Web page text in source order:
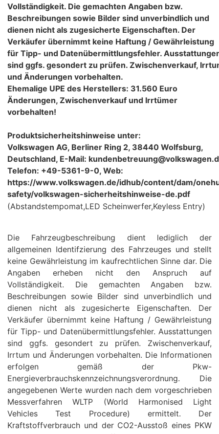
Vollständigkeit. Die gemachten Angaben bzw.
Beschreibungen sowie Bilder sind unverbindlich und
dienen nicht als zugesicherte Eigenschaften. Der
Verkäufer übernimmt keine Haftung / Gewährleistung
für Tipp- und Datenübermittlungsfehler.
sind ggfs. gesondert zu prüfen. Zwischenverkauf,
und Änderungen vorbehalten.
Ehemalige UPE des Herstellers: 31.560 Euro
Änderungen, Zwischenverkauf und Irrtümer
vorbehalten!
Produktsicherheitshinweise unter:
Volkswagen AG, Berliner Ring 2, 38440 Wolfsburg,
Deutschland, E-Mail:
Telefon: +49-5361-9-0, Web:
https://www.volkswagen.de/idhub/content/dam/
safety/volkswagen-sicherheitshinweise-de.pdf
(Abstandstempomat,LED Scheinwerfer,Keyless Entry)
Die Fahrzeugbeschreibung dient lediglich der
allgemeinen Identifzierung des Fahrzeuges und stellt
keine Gewährleistung im kaufrechtlichen Sinne dar. Die
Angaben erheben nicht den Anspruch auf
Vollständigkeit. Die gemachten Angaben bzw.
Beschreibungen sowie Bilder sind unverbindlich und
dienen nicht als zugesicherte Eigenschaften. Der
Verkäufer übernimmt keine Haftung / Gewährleistung
für Tipp- und Datenübermittlungsfehler. Ausstattungen
sind ggfs. gesondert zu prüfen. Zwischenverkauf,
Irrtum und Änderungen vorbehalten. Die Informationen
erfolgen gemäß der Pkw-
Energieverbrauchskennzeichnungsverordnung. Die
angegebenen Werte wurden nach dem vorgeschrieben
Messverfahren WLTP (World Harmonised Light
Vehicles Test Procedure) ermittelt. Der
Kraftstoffverbrauch und der CO2-Ausstoß eines PKW